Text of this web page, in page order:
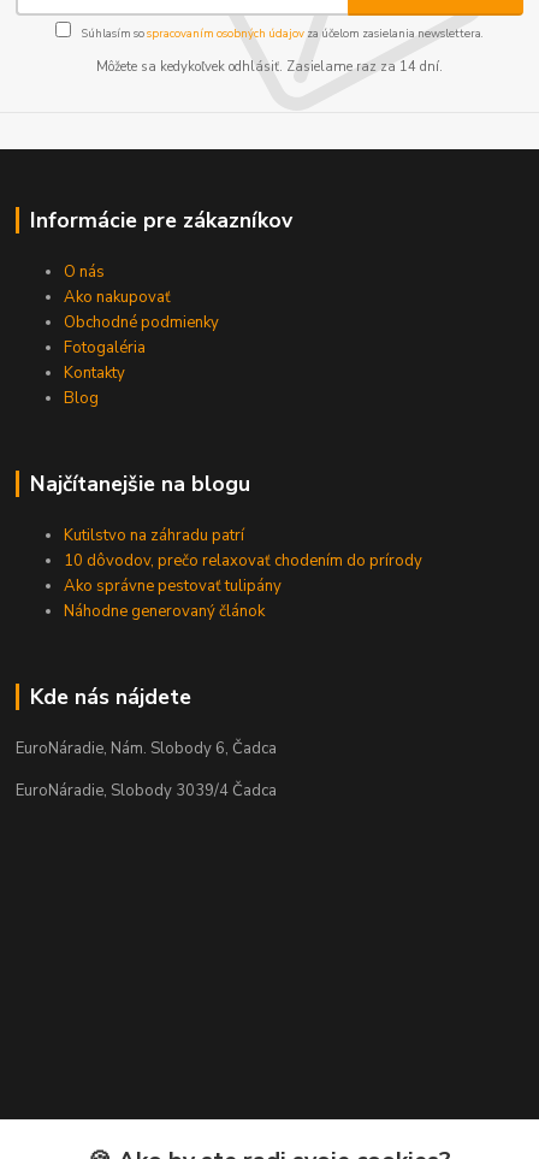
Súhlasím sospracovaním osobných údajov za účelom zasielania newslettera.
Môžete sa kedykoľvek odhlásiť. Zasielame raz za 14 dní.
Informácie pre zákazníkov
O nás
Ako nakupovať
Obchodné podmienky
Fotogaléria
Kontakty
Blog
Najčítanejšie na blogu
Kutilstvo na záhradu patrí
10 dôvodov, prečo relaxovať chodením do prírody
Ako správne pestovať tulipány
Náhodne generovaný článok
Kde nás nájdete
EuroNáradie, Nám. Slobody 6, Čadca
EuroNáradie, Slobody 3039/4 Čadca